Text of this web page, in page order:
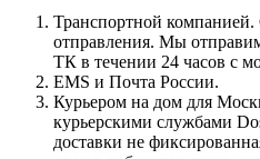
Транспортной
отправления. Мы
ТК в течении 24 часов с
EMS и Почта России.
Курьером на дом для
курьерскими службами
доставки не